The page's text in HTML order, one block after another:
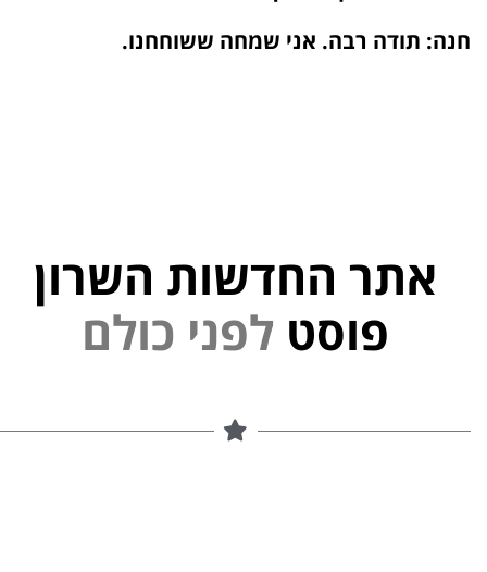
חנה: תודה רבה. אני שמחה ששוחחנו.
אתר החדשות השרון
פוסט
ם